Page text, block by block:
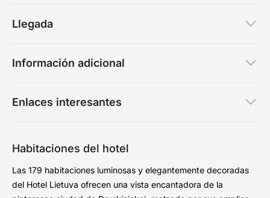
Llegada
Información adicional
Enlaces interesantes
Habitaciones del hotel
Las 179 habitaciones luminosas y elegantemente decoradas
del Hotel Lietuva ofrecen una vista encantadora de la